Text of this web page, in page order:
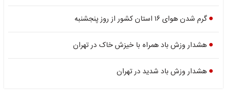
گرم شدن هوای ۱۶ استان کشور از روز پنجشنبه
هشدار وزش باد همراه با خیزش خاک در تهران
هشدار وزش باد شدید در تهران